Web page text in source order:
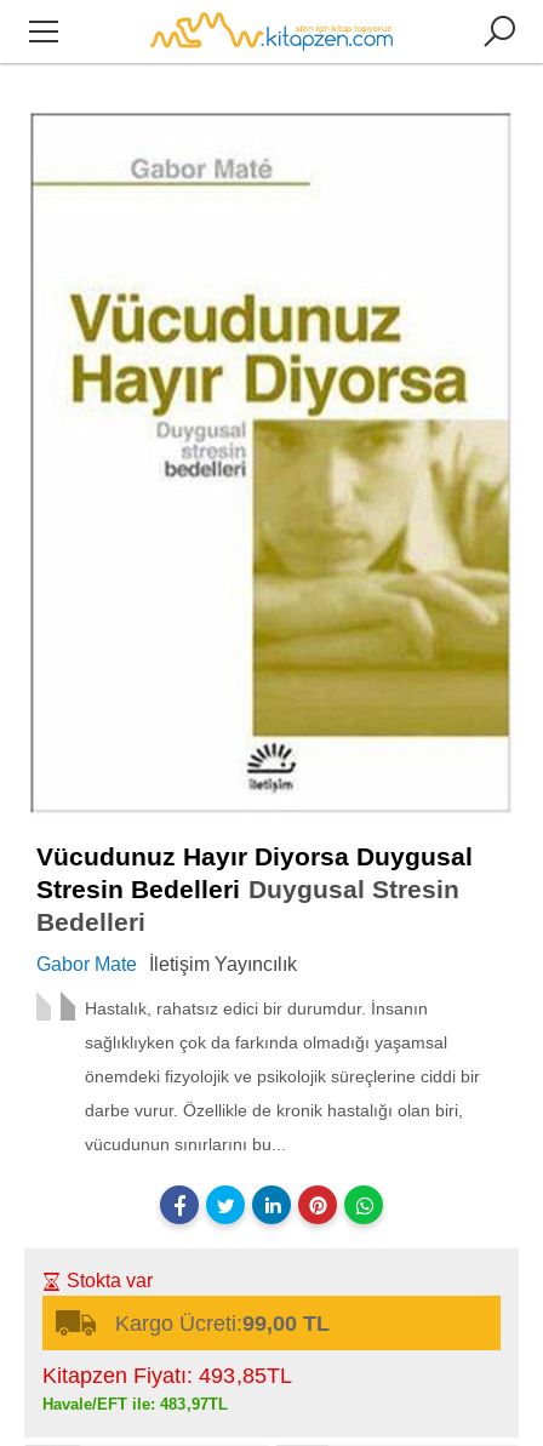
Vücudunuz Hayır Diyorsa Duygusal
Stresin Bedelleri Duygusal Stresin
Bedelleri
Gabor Mate İletişim Yayıncılık
Hastalık, rahatsız edici bir durumdur. İnsanın
sağlıklıyken çok da farkında olmadığı yaşamsal
önemdeki fizyolojik ve psikolojik süreçlerine ciddi bir
darbe vurur. Özellikle de kronik hastalığı olan biri,
vücudunun sınırlarını bu...
Stokta var
Kargo Ücreti:99,00 TL
Kitapzen Fiyatı: 493,85TL
Havale/EFT ile: 483,97TL